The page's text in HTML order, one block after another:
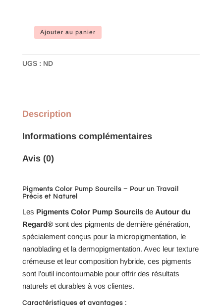
quantité
Pigments
Ajouter au panier
UGS : ND
Description
Informations complémentaires
Avis (0)
Pigments Color Pump Sourcils – Pour un Travail
Précis et Naturel
Les Pigments Color Pump Sourcilsde Autour du
Regard®sont des pigments de dernière génération,
spécialement conçus pour la micropigmentation, le
nanoblading et la dermopigmentation. Avec leur texture
crémeuse et leur composition hybride, ces pigments
sont l’outil incontournable pour offrir des résultats
naturels et durables à vos clientes.
Caractéristiques et avantages :